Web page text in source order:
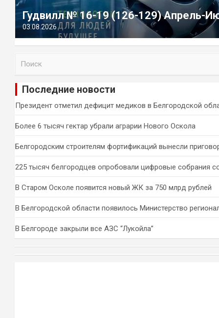
Гудвилл № 16-19 (126-129) Апрель-
03.08.2026
и
Последние новости
Президент отметил дефицит медиков в Белгородской
Более 6 тысяч гектар убрали аграрии Нового Оскола
Белгородским строителям фортификаций вынесли
225 тысяч белгородцев опробовали цифровые собрания
В Старом Осколе появится новый ЖК за 750 млрд рублей
В Белгородской области появилось Министерство
В Белгороде закрыли все АЗС “Лукойла”